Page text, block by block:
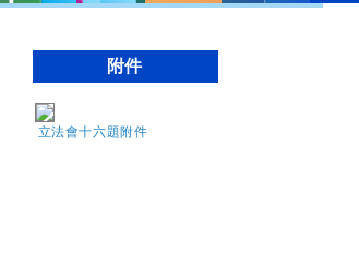
附件
立法會十六題附件